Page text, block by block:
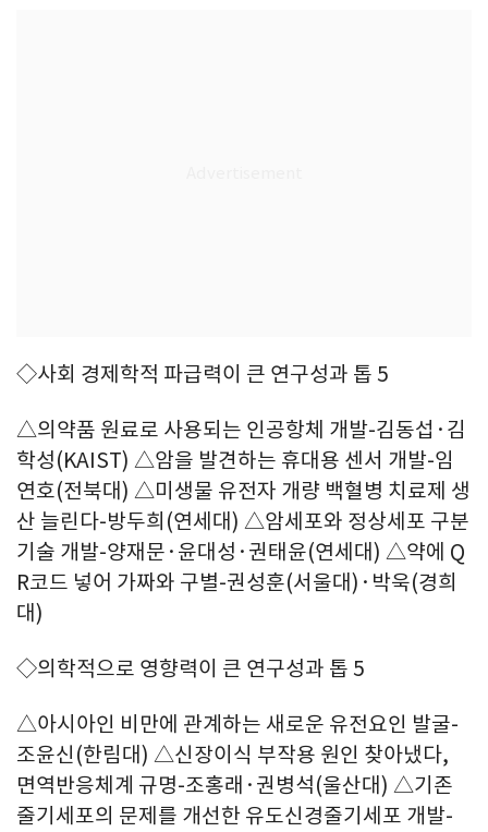
◇사회 경제학적 파급력이 큰 연구성과 톱 5
△의약품 원료로 사용되는 인공항체 개발-김동섭·김
학성(KAIST) △암을 발견하는 휴대용 센서 개발-임
연호(전북대) △미생물 유전자 개량 백혈병 치료제 생
산 늘린다-방두희(연세대) △암세포와 정상세포 구분
기술 개발-양재문·윤대성·권태윤(연세대) △약에 Q
R코드 넣어 가짜와 구별-권성훈(서울대)·박욱(경희
대)
◇의학적으로 영향력이 큰 연구성과 톱 5
△아시아인 비만에 관계하는 새로운 유전요인 발굴-
조윤신(한림대) △신장이식 부작용 원인 찾아냈다,
면역반응체계 규명-조홍래·권병석(울산대) △기존
줄기세포의 문제를 개선한 유도신경줄기세포 개발-